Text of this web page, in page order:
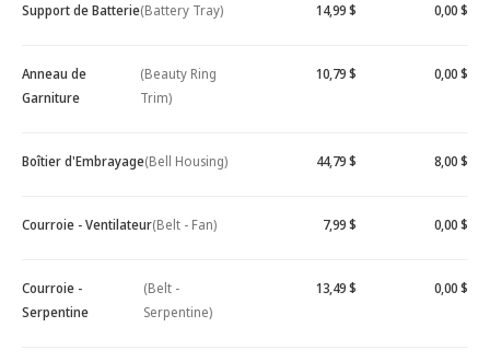
Support de Batterie(Battery Tray) 14,99 $ 0,00 $
Anneau de
Garniture
(Beauty Ring
Trim)
10,79 $ 0,00 $
Boîtier d'Embrayage(Bell Housing) 44,79 $ 8,00 $
Courroie - Ventilateur(Belt - Fan) 7,99 $ 0,00 $
Courroie -
Serpentine
(Belt -
Serpentine)
13,49 $ 0,00 $